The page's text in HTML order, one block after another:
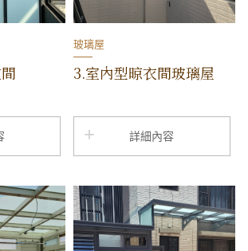
玻璃屋
3.室內型晾衣間玻璃屋
詳細內容